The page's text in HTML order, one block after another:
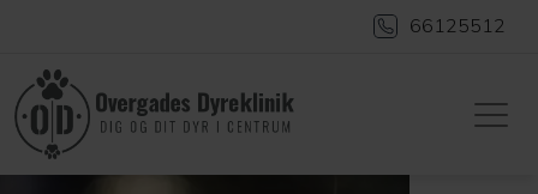
66125512